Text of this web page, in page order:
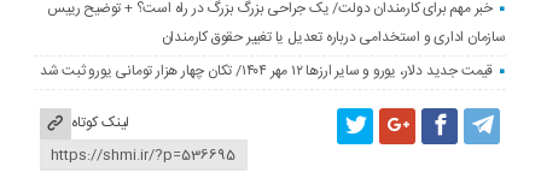
خبر مهم برای کارمندان دولت/ یک جراحی بزرگ بزرگ در راه است؟ + توضیح رییس
سازمان اداری و استخدامی درباره تعدیل یا تغییر حقوق کارمندان
قیمت جدید دلار، یورو و سایر ارزها ۱۲ مهر ۱۴۰۴/ تکان چهار هزار تومانی یورو ثبت شد
لینک کوتاه